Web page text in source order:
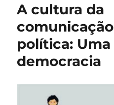
A cultura da
política: Uma
democracia